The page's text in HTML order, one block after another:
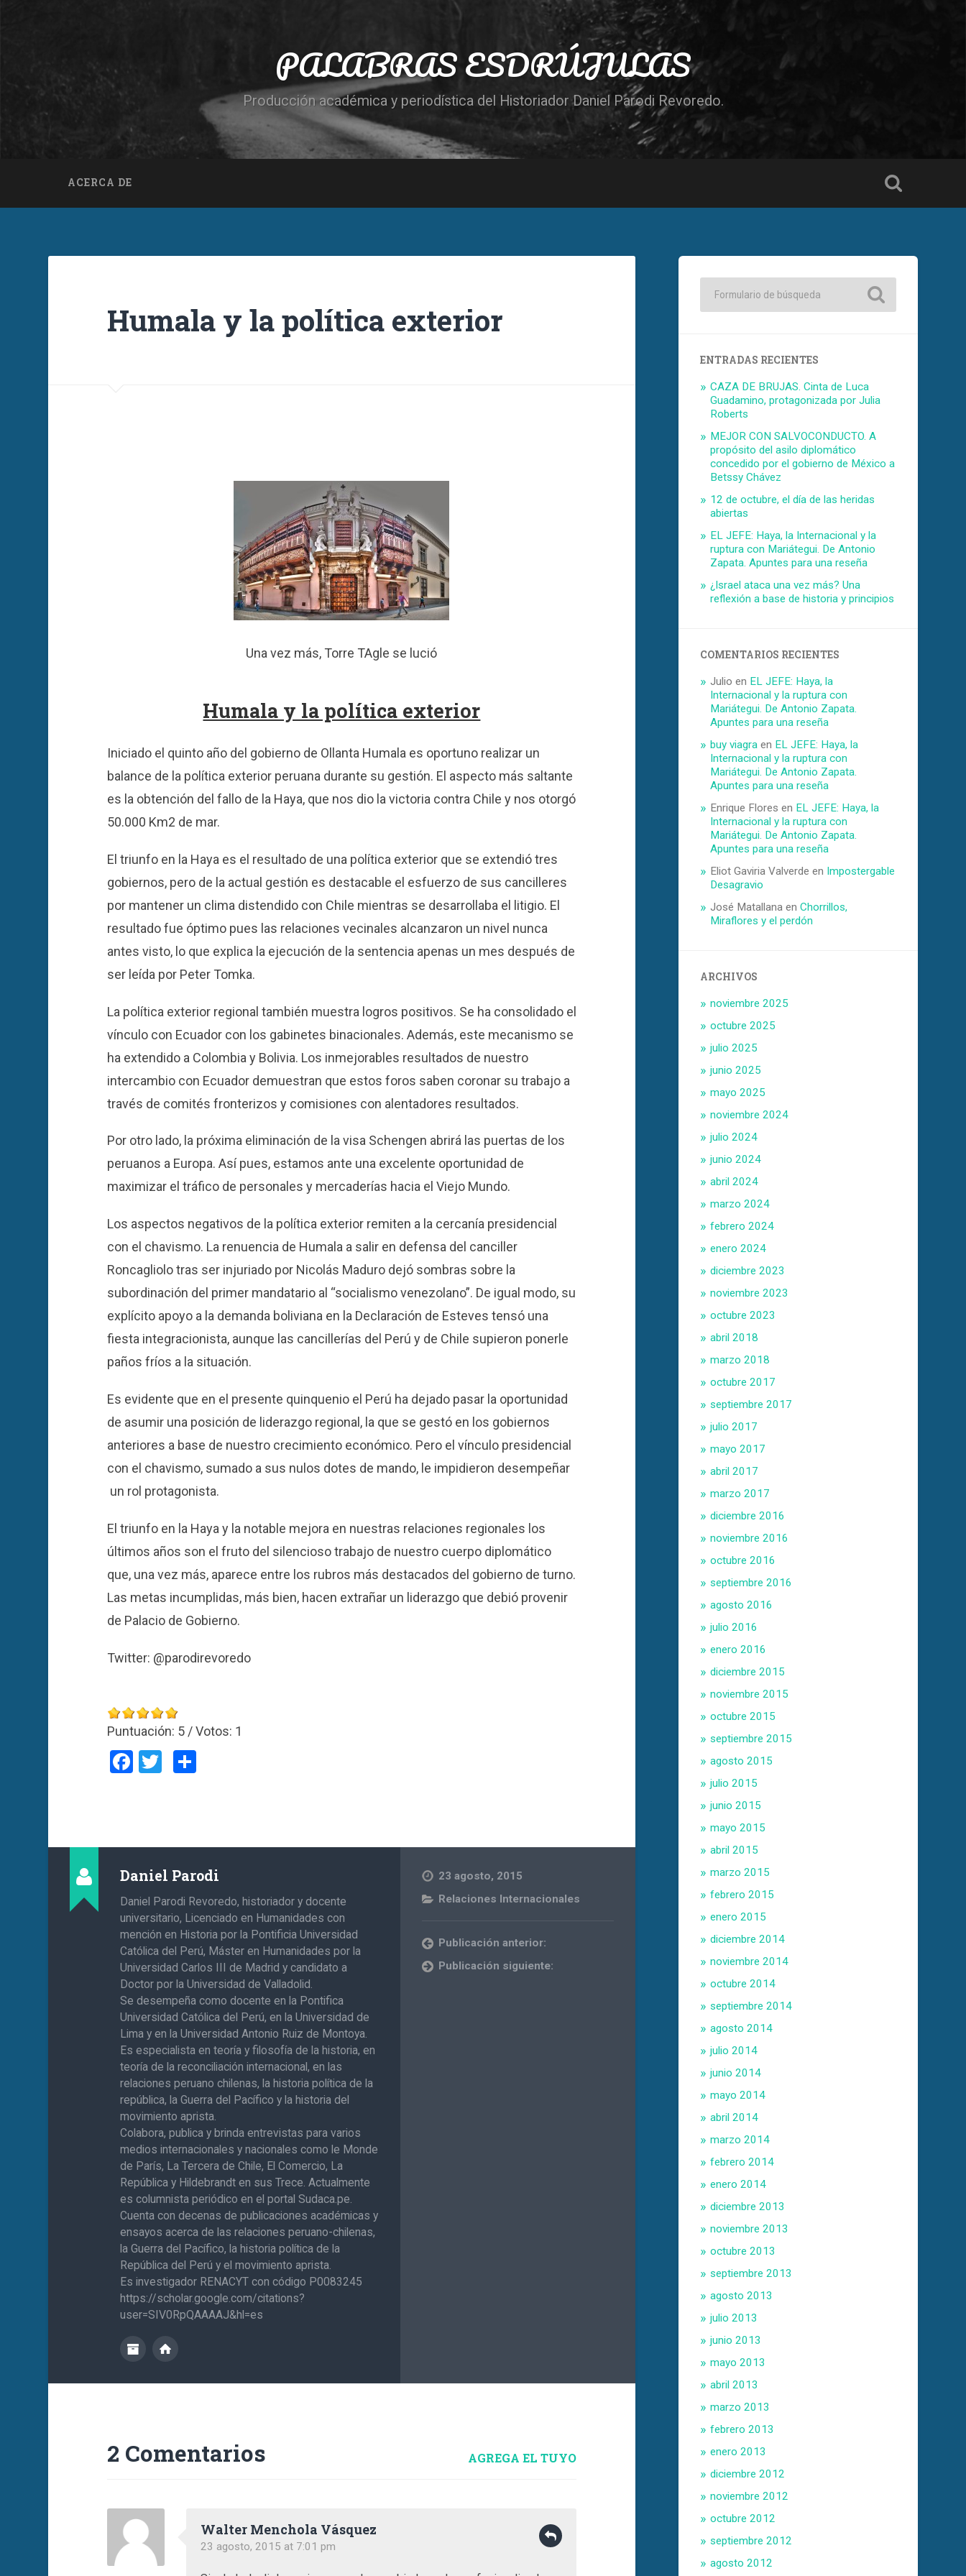
PALABRAS ESDRÚJULAS
Producción académica y periodística del Historiador Daniel Parodi Revoredo.
ACERCA DE
Humala y la política exterior
Una vez más, Torre TAgle se lució
Humala y la política exterior
Iniciado el quinto año del gobierno de Ollanta Humala es oportuno realizar un
balance de la política exterior peruana durante su gestión. El aspecto más saltante
es la obtención del fallo de la Haya, que nos dio la victoria contra Chile y nos otorgó
50.000 Km2 de mar.
El triunfo en la Haya es el resultado de una política exterior que se extendió tres
gobiernos, pero de la actual gestión es destacable el esfuerzo de sus cancilleres
por mantener un clima distendido con Chile mientras se desarrollaba el litigio. El
resultado fue óptimo pues las relaciones vecinales alcanzaron un nivel nunca
antes visto, lo que explica la ejecución de la sentencia apenas un mes después de
ser leída por Peter Tomka.
La política exterior regional también muestra logros positivos. Se ha consolidado el
vínculo con Ecuador con los gabinetes binacionales. Además, este mecanismo se
ha extendido a Colombia y Bolivia. Los inmejorables resultados de nuestro
intercambio con Ecuador demuestran que estos foros saben coronar su trabajo a
través de comités fronterizos y comisiones con alentadores resultados.
Por otro lado, la próxima eliminación de la visa Schengen abrirá las puertas de los
peruanos a Europa. Así pues, estamos ante una excelente oportunidad de
maximizar el tráfico de personales y mercaderías hacia el Viejo Mundo.
Los aspectos negativos de la política exterior remiten a la cercanía presidencial
con el chavismo. La renuencia de Humala a salir en defensa del canciller
Roncagliolo tras ser injuriado por Nicolás Maduro dejó sombras sobre la
subordinación del primer mandatario al “socialismo venezolano”. De igual modo, su
explícito apoyo a la demanda boliviana en la Declaración de Esteves tensó una
fiesta integracionista, aunque las cancillerías del Perú y de Chile supieron ponerle
paños fríos a la situación.
Es evidente que en el presente quinquenio el Perú ha dejado pasar la oportunidad
de asumir una posición de liderazgo regional, la que se gestó en los gobiernos
anteriores a base de nuestro crecimiento económico. Pero el vínculo presidencial
con el chavismo, sumado a sus nulos dotes de mando, le impidieron desempeñar
un rol protagonista.
El triunfo en la Haya y la notable mejora en nuestras relaciones regionales los
últimos años son el fruto del silencioso trabajo de nuestro cuerpo diplomático
que, una vez más, aparece entre los rubros más destacados del gobierno de turno.
Las metas incumplidas, más bien, hacen extrañar un liderazgo que debió provenir
de Palacio de Gobierno.
Twitter: @parodirevoredo
Puntuación: 5/ Votos: 1
Facebook
Twitter
Daniel Parodi
Daniel Parodi Revoredo, historiador y docente
universitario, Licenciado en Humanidades con
mención en Historia por la Pontificia Universidad
Católica del Perú, Máster en Humanidades por la
Universidad Carlos III de Madrid y candidato a
Doctor por la Universidad de Valladolid.
Se desempeña como docente en la Pontifica
Universidad Católica del Perú, en la Universidad de
Lima y en la Universidad Antonio Ruiz de Montoya.
Es especialista en teoría y filosofía de la historia, en
teoría de la reconciliación internacional, en las
relaciones peruano chilenas, la historia política de la
república, la Guerra del Pacífico y la historia del
movimiento aprista.
Colabora, publica y brinda entrevistas para varios
medios internacionales y nacionales como le Monde
de París, La Tercera de Chile, El Comercio, La
República y Hildebrandt en sus Trece. Actualmente
es columnista periódico en el portal Sudaca.pe.
Cuenta con decenas de publicaciones académicas y
ensayos acerca de las relaciones peruano-chilenas,
la Guerra del Pacífico, la historia política de la
República del Perú y el movimiento aprista.
Es investigador RENACYT con código P0083245
https://scholar.google.com/citations?
user=SIV0RpQAAAAJ&hl=es
23 agosto, 2015
Relaciones Internacionales
Publicación anterior:
Publicación siguiente:
2 Comentarios AGREGA EL TUYO
Walter Menchola Vásquez
23 agosto, 2015 at 7:01 pm
ENTRADAS RECIENTES
CAZA DE BRUJAS. Cinta de Luca
Guadamino, protagonizada por Julia
Roberts
MEJOR CON SALVOCONDUCTO. A
propósito del asilo diplomático
concedido por el gobierno de México a
Betssy Chávez
12 de octubre, el día de las heridas
abiertas
EL JEFE: Haya, la Internacional y la
ruptura con Mariátegui. De Antonio
Zapata. Apuntes para una reseña
¿Israel ataca una vez más? Una
reflexión a base de historia y principios
COMENTARIOS RECIENTES
Julio en EL JEFE: Haya, la
Internacional y la ruptura con
Mariátegui. De Antonio Zapata.
Apuntes para una reseña
buy viagra en EL JEFE: Haya, la
Internacional y la ruptura con
Mariátegui. De Antonio Zapata.
Apuntes para una reseña
Enrique Flores en EL JEFE: Haya, la
Internacional y la ruptura con
Mariátegui. De Antonio Zapata.
Apuntes para una reseña
Eliot Gaviria Valverde en Impostergable
Desagravio
José Matallana enChorrillos,
Miraflores y el perdón
ARCHIVOS
noviembre 2025
octubre 2025
julio 2025
junio 2025
mayo 2025
noviembre 2024
julio 2024
junio 2024
abril 2024
marzo 2024
febrero 2024
enero 2024
diciembre 2023
noviembre 2023
octubre 2023
abril 2018
marzo 2018
octubre 2017
septiembre 2017
julio 2017
mayo 2017
abril 2017
marzo 2017
diciembre 2016
noviembre 2016
octubre 2016
septiembre 2016
agosto 2016
julio 2016
enero 2016
diciembre 2015
noviembre 2015
octubre 2015
septiembre 2015
agosto 2015
julio 2015
junio 2015
mayo 2015
abril 2015
marzo 2015
febrero 2015
enero 2015
diciembre 2014
noviembre 2014
octubre 2014
septiembre 2014
agosto 2014
julio 2014
junio 2014
mayo 2014
abril 2014
marzo 2014
febrero 2014
enero 2014
diciembre 2013
noviembre 2013
octubre 2013
septiembre 2013
agosto 2013
julio 2013
junio 2013
mayo 2013
abril 2013
marzo 2013
febrero 2013
enero 2013
diciembre 2012
noviembre 2012
octubre 2012
septiembre 2012
agosto 2012